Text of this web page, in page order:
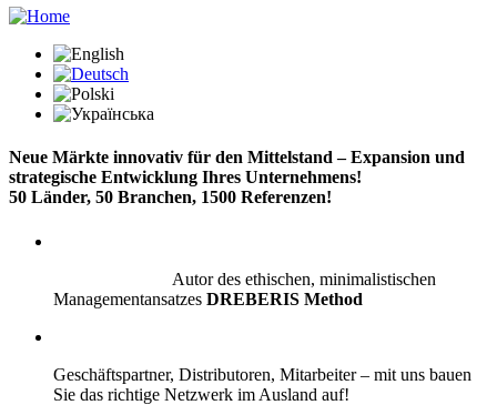
Neue Märkte innovativ für den Mittelstand – Expansion und
strategische Entwicklung Ihres Unternehmens!
50 Länder, 50 Branchen, 1500 Referenzen!
Autor des ethischen, minimalistischen
Managementansatzes DREBERIS Method
Geschäftspartner, Distributoren, Mitarbeiter – mit uns bauen
Sie das richtige Netzwerk im Ausland auf!